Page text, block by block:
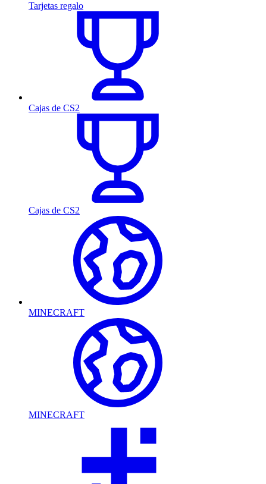
Tarjetas regalo
Cajas de CS2
Cajas de CS2
MINECRAFT
MINECRAFT